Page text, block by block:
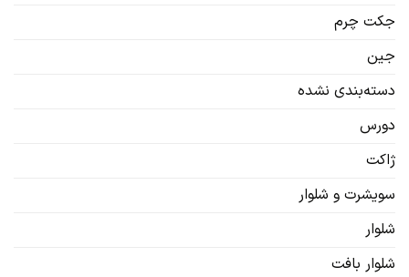
جکت چرم
جین
دسته‌بندی نشده
دورس
ژاکت
سویشرت‌ و شلوار
شلوار
شلوار بافت